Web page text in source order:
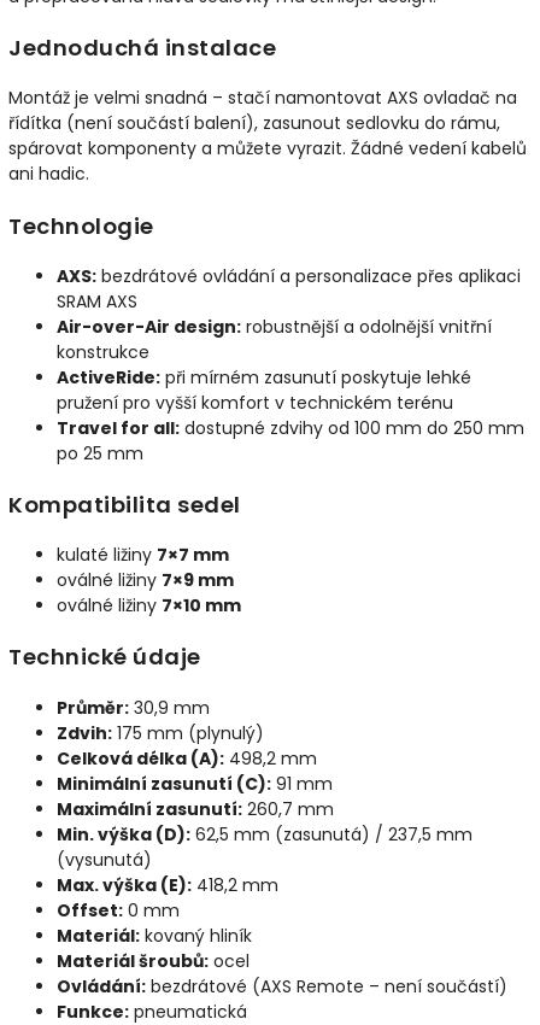
Jednoduchá instalace
Montáž je velmi snadná – stačí namontovat AXS ovladač na
řídítka (není součástí balení), zasunout sedlovku do rámu,
spárovat komponenty a můžete vyrazit. Žádné vedení kabelů
ani hadic.
Technologie
AXS: bezdrátové ovládání a personalizace přes aplikaci
SRAM AXS
Air-over-Air design: robustnější a odolnější vnitřní
konstrukce
ActiveRide: při mírném zasunutí poskytuje lehké
pružení pro vyšší komfort v technickém terénu
Travel for all: dostupné zdvihy od 100 mm do 250 mm
po 25 mm
Kompatibilita sedel
kulaté ližiny 7×7 mm
oválné ližiny 7×9 mm
oválné ližiny 7×10 mm
Technické údaje
Průměr: 30,9 mm
Zdvih: 175 mm (plynulý)
Celková délka (A): 498,2 mm
Minimální zasunutí (C): 91 mm
Maximální zasunutí: 260,7 mm
Min. výška (D): 62,5 mm (zasunutá) / 237,5 mm
(vysunutá)
Max. výška (E): 418,2 mm
Offset: 0 mm
Materiál: kovaný hliník
Materiál šroubů: ocel
Ovládání: bezdrátové (AXS Remote – není součástí)
Funkce: pneumatická